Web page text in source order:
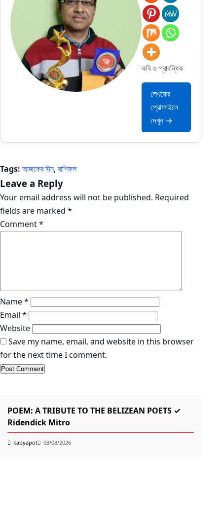
কবি ও প্রাবন্ধিক
লেখকের
প্রোফাইলে
দেখুন →
Tags: আজকের দিন, রাশিফল
Leave a Reply
Your email address will not be published. Required
fields are marked *
Comment*
Name*
Email *
Website
Save my name, email, and website in this browser
for the next time I comment.
POEM: A TRIBUTE TO THE BELIZEAN POETS ✓
Ridendick Mitro
kabyapot 03/08/2026